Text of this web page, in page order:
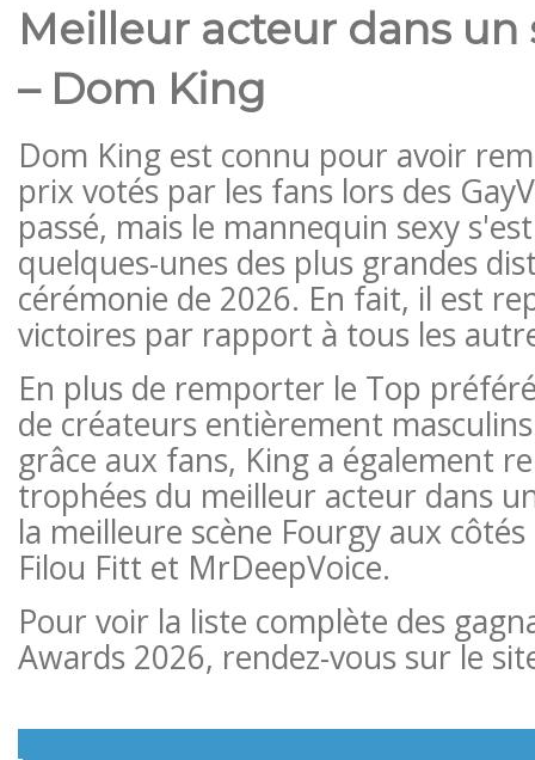
Meilleur acteur dans un
– Dom King
Dom King est connu pour avoir
prix votés par les fans lors des
passé, mais le mannequin sexy
quelques-unes des plus grandes
cérémonie de 2026. En fait, il est
victoires par rapport à tous les
En plus de remporter le Top
de créateurs entièrement
grâce aux fans, King a également
trophées du meilleur acteur dans
la meilleure scène Fourgy aux
Filou Fitt et MrDeepVoice.
Pour voir la liste complète des
Awards 2026, rendez-vous sur le